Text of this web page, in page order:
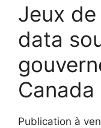
Jeux
data
Canada
Publication à